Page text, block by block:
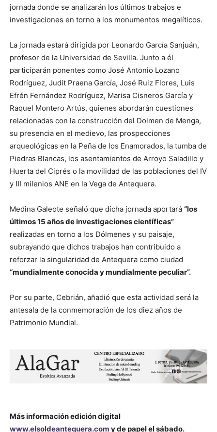
jornada donde se analizarán los últimos trabajos e
investigaciones en torno a los monumentos megalíticos.
La jornada estará dirigida por Leonardo García Sanjuán,
profesor de la Universidad de Sevilla. Junto a él
participarán ponentes como José Antonio Lozano
Rodríguez, Judit Praena García, José Ruiz Flores, Luis
Efrén Fernández Rodríguez, Marisa Cisneros García y
Raquel Montero Artús, quienes abordarán cuestiones
relacionadas con la construcción del Dolmen de Menga,
su presencia en el medievo, las prospecciones
arqueológicas en la Peña de los Enamorados, la tumba de
Piedras Blancas, los asentamientos de Arroyo Saladillo y
Huerta del Ciprés o la movilidad de las poblaciones del IV
y III milenios ANE en la Vega de Antequera.
Medina Galeote señaló que dicha jornada aportará “los
últimos 15 años de investigaciones científicas”
realizadas en torno a los Dólmenes y su paisaje,
subrayando que dichos trabajos han contribuido a
reforzar la singularidad de Antequera como ciudad
“mundialmente conocida y mundialmente peculiar”.
Por su parte, Cebrián, añadió que esta actividad será la
antesala de la conmemoración de los diez años de
Patrimonio Mundial.
Más información edición digital
www.elsoldeantequera.com y de papel el sábado.